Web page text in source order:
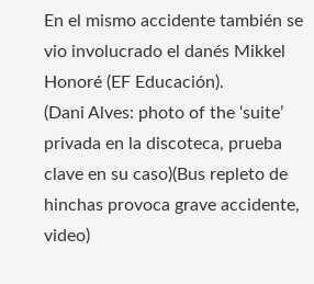
En el mismo accidente también se
vio involucrado el danés Mikkel
Honoré (EF Educación).
(Dani Alves: photo of the ‘suite’
privada en la discoteca, prueba
clave en su caso)(Bus repleto de
hinchas provoca grave accidente,
video)